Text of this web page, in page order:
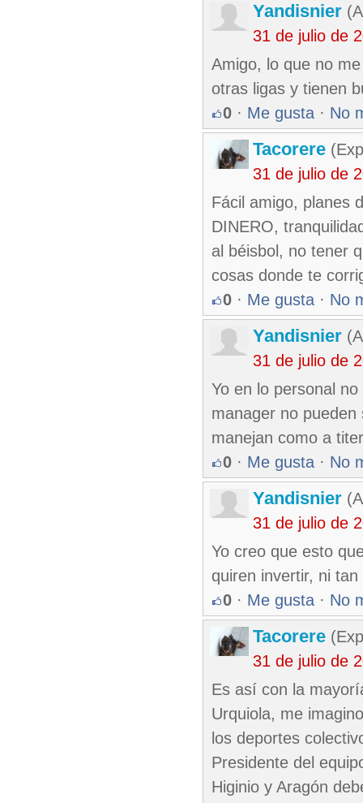
Yandisnier
31 de julio de
Amigo, lo que no
otras ligas y tienen
0 · Me gusta · No
Tacorere
31 de julio de
Fácil amigo, planes
DINERO,
al béisbol, no tener
cosas donde te
0 · Me gusta · No
Yandisnier
31 de julio de
Yo en lo personal
manager no
manejan como a
0 · Me gusta · No
Yandisnier
31 de julio de
Yo creo que esto
quiren invertir, ni
0 · Me gusta · No
Tacorere
31 de julio de
Es así con la
Urquiola, me
los deportes
Presidente del
Higinio y Aragón